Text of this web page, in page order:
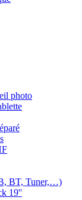
photo
BT, Tuner,…)
19''